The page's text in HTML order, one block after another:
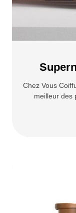
Chez Vous
meilleur des